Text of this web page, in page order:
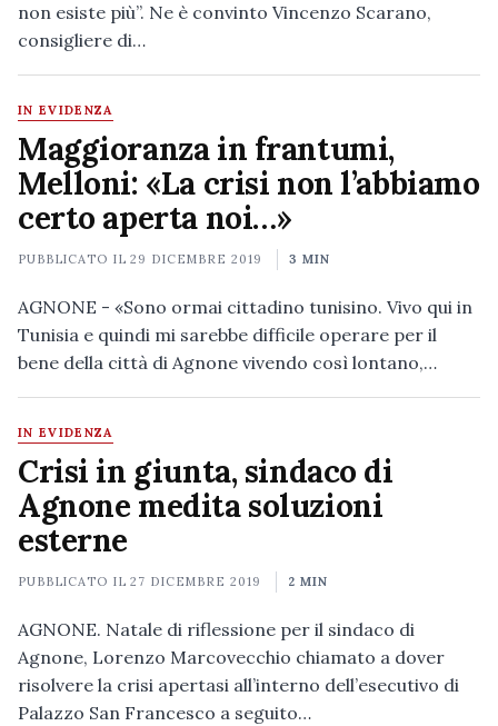
non esiste più”. Ne è convinto Vincenzo Scarano,
consigliere di…
IN EVIDENZA
Maggioranza in frantumi,
Melloni: «La crisi non l’abbiamo
certo aperta noi…»
PUBBLICATO IL29 DICEMBRE 2019 3 MIN
AGNONE - «Sono ormai cittadino tunisino. Vivo qui in
Tunisia e quindi mi sarebbe difficile operare per il
bene della città di Agnone vivendo così lontano,…
IN EVIDENZA
Crisi in giunta, sindaco di
Agnone medita soluzioni
esterne
PUBBLICATO IL27 DICEMBRE 2019 2 MIN
AGNONE. Natale di riflessione per il sindaco di
Agnone, Lorenzo Marcovecchio chiamato a dover
risolvere la crisi apertasi all’interno dell’esecutivo di
Palazzo San Francesco a seguito…